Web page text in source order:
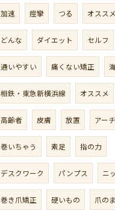
加速 痙攣 つる オスス
どんな ダイエット セルフ
通いやすい 痛くない矯正
相鉄・東急新横浜線 オススメ
高齢者 皮膚 放置 アーチ
巻いちゃう 素足 指の力
デスクワーク パンプス ニ
巻き爪矯正 硬いもの 爪の